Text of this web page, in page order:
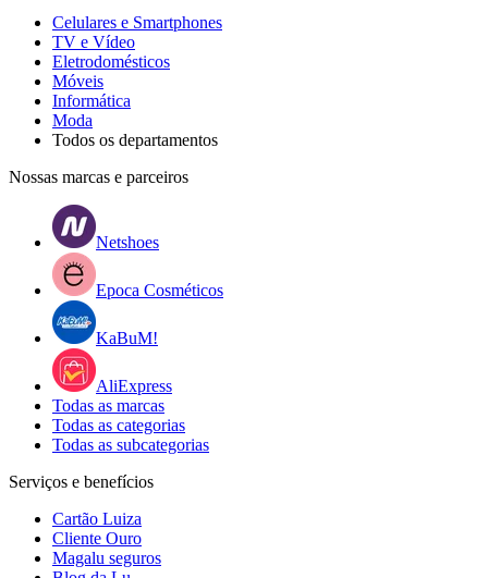
Celulares e Smartphones
TV e Vídeo
Eletrodomésticos
Móveis
Informática
Moda
Todos os departamentos
Nossas marcas e parceiros
Netshoes
Epoca Cosméticos
KaBuM!
AliExpress
Todas as marcas
Todas as categorias
Todas as subcategorias
Serviços e benefícios
Cartão Luiza
Cliente Ouro
Magalu seguros